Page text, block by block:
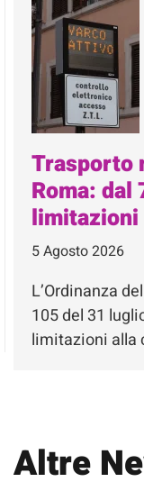
Trasporto
Roma:
limitazioni
5 Agosto 2026
L’Ordinanza
105 del 31
limitazioni alla
Altre